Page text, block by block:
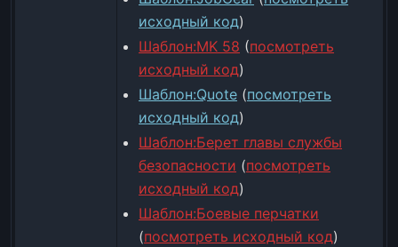
исходный код)
Шаблон:MK 58 (посмотреть
исходный код)
Шаблон:Quote (посмотреть
исходный код)
Шаблон:Берет главы службы
безопасности (посмотреть
исходный код)
Шаблон:Боевые перчатки
(посмотреть исходный код)